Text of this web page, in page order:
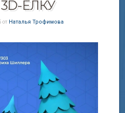
ЁЛКУ
от Наталья Трофимова